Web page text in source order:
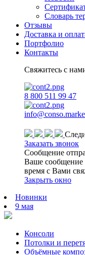
Словарь
Отзывы
Доставка и
Портфолио
Контакты
Свяжитесь с
8 800 511 99 47
Заказать звонок
Сообщение
Ваше сообщение
время с Вами
Закрыть окно
Новинки
9 мая
Консоли
Потолки и
Объёмные